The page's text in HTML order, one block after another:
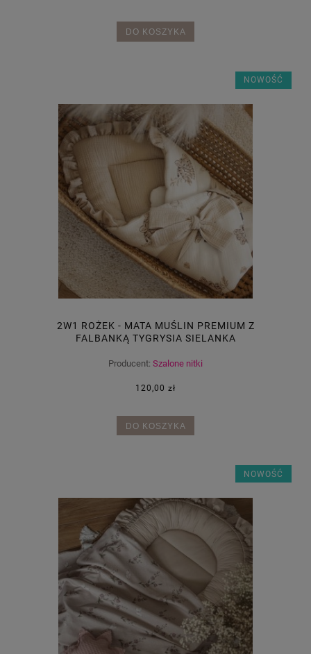
DO KOSZYKA
2W1 ROŻEK - MATA MUŚLIN PREMIUM Z
FALBANKĄ TYGRYSIA SIELANKA
Producent: Szalone nitki
120,00 zł
DO KOSZYKA
NOWOŚĆ
NOWOŚĆ